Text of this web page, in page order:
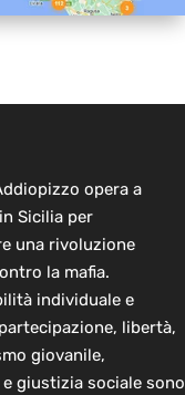
opera a
Sicilia per
una rivoluzione
la mafia.
individuale e
libertà,
giovanile,
giustizia sociale sono